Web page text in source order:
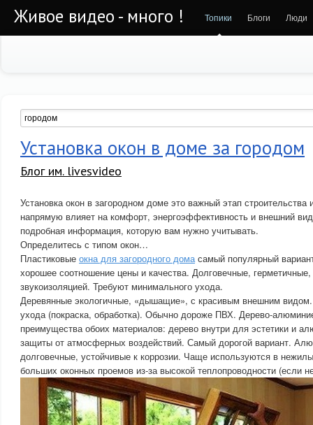
Живое видео - много ! Топики Блоги Люди
Установка окон в доме за городом
Блог им. livesvideo
Установка окон в загородном доме это важный этап строительства
напрямую влияет на комфорт, энергоэффективность и внешний
подробная информация, которую вам нужно учитывать.
Определитесь с типом окон…
Пластиковые окна для загородного домасамый популярный
хорошее соотношение цены и качества. Долговечные,
звукоизоляцией. Требуют минимального ухода.
Деревянные экологичные, «дышащие», с красивым внешним видом.
ухода (покраска, обработка). Обычно дороже ПВХ. Дерево-
преимущества обоих материалов: дерево внутри для эстетики и
защиты от атмосферных воздействий. Самый дорогой вариант.
долговечные, устойчивые к коррозии. Чаще используются в
больших оконных проемов из-за высокой теплопроводности (если